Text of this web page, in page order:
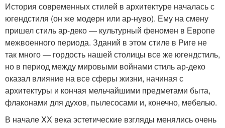
История современных стилей в архитектуре началась с
югендстиля (он же модерн или ар-нуво). Ему на смену
пришел стиль ар-деко — культурный феномен в Европе
межвоенного периода. Зданий в этом стиле в Риге не
так много — гордость нашей столицы все же югендстиль,
но в период между мировыми войнами стиль ар-деко
оказал влияние на все сферы жизни, начиная с
архитектуры и кончая мельчайшими предметами быта,
флаконами для духов, пылесосами и, конечно, мебелью.
В начале XX века эстетические взгляды менялись очень